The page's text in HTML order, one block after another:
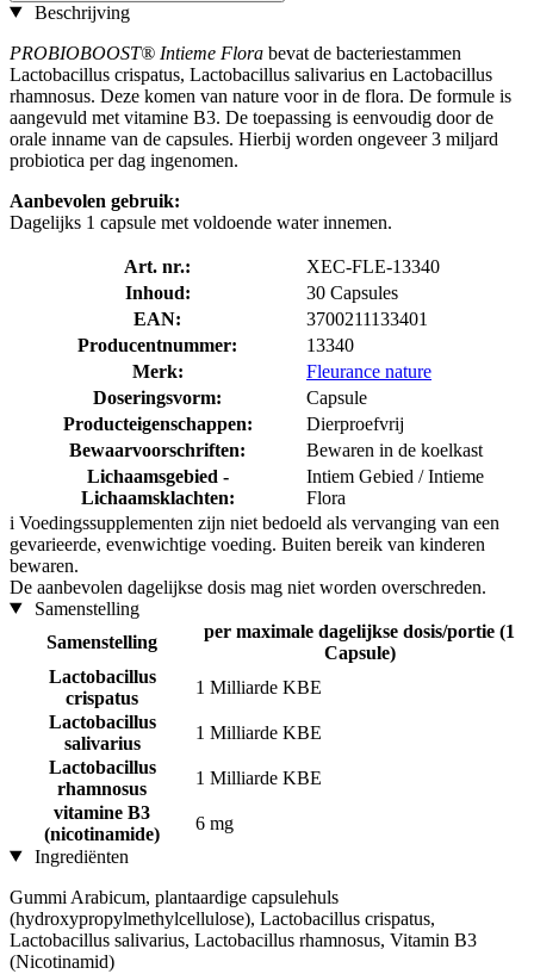
Beschrijving
PROBIOBOOST® Intieme Flora bevat de bacteriestammen
Lactobacillus crispatus, Lactobacillus salivarius en Lactobacillus
rhamnosus. Deze komen van nature voor in de flora. De formule is
aangevuld met vitamine B3. De toepassing is eenvoudig door de
orale inname van de capsules. Hierbij worden ongeveer 3 miljard
probiotica per dag ingenomen.
Aanbevolen gebruik:
Dagelijks 1 capsule met voldoende water innemen.
Art. nr.:
XEC-FLE-13340
Inhoud:
30 Capsules
EAN:
3700211133401
Producentnummer:
13340
Merk:
Fleurance nature
Doseringsvorm:
Capsule
Producteigenschappen:
Dierproefvrij
Bewaarvoorschriften:
Bewaren in de koelkast
Lichaamsgebied -
Lichaamsklachten:
Intiem Gebied / Intieme
Flora
i Voedingssupplementen zijn niet bedoeld als vervanging van een
gevarieerde, evenwichtige voeding. Buiten bereik van kinderen
bewaren.
De aanbevolen dagelijkse dosis mag niet worden overschreden.
Samenstelling
Samenstelling
per maximale dagelijkse dosis/portie (1
Capsule)
Lactobacillus
crispatus
1 Milliarde KBE
Lactobacillus
salivarius
1 Milliarde KBE
Lactobacillus
rhamnosus
1 Milliarde KBE
vitamine B3
(nicotinamide)
6 mg
Ingrediënten
Gummi Arabicum, plantaardige capsulehuls
(hydroxypropylmethylcellulose), Lactobacillus crispatus,
Lactobacillus salivarius, Lactobacillus rhamnosus, Vitamin B3
(Nicotinamid)